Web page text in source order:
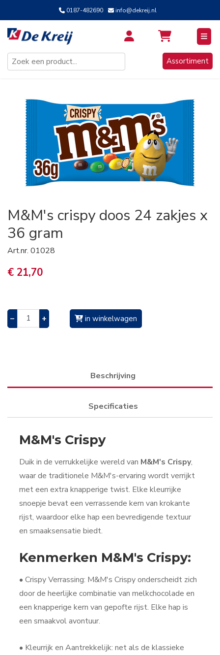
0187-482690 info@dekreij.nl
Inloggen / Aanmelden
Assortiment
M&M's crispy doos 24 zakjes x
36 gram
Art.nr. 01028
€ 21,70
– + in winkelwagen
Beschrijving
Specificaties
M&M's Crispy
Duik in de verrukkelijke wereld van M&M's Crispy,
waar de traditionele M&M's-ervaring wordt verrijkt
met een extra knapperige twist. Elke kleurrijke
snoepje bevat een verrassende kern van krokante
rijst, waardoor elke hap een bevredigende textuur
en smaaksensatie biedt.
Kenmerken M&M's Crispy:
• Crispy Verrassing: M&M's Crispy onderscheidt zich
door de heerlijke combinatie van melkchocolade en
een knapperige kern van gepofte rijst. Elke hap is
een smaakvol avontuur.
• Kleurrijk en Aantrekkelijk: net als de klassieke